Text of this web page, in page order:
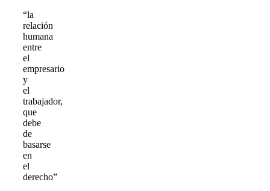
“la
relación
humana
entre
el
empresario
y
el
trabajador,
que
debe
de
basarse
en
el
derecho”